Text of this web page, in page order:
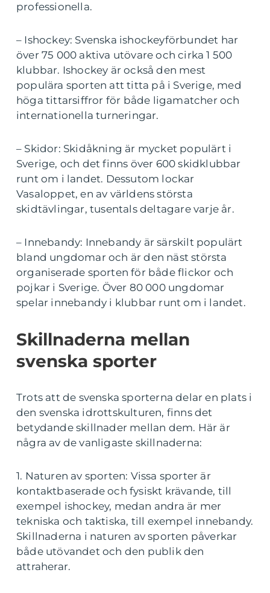
professionella.
– Ishockey: Svenska ishockeyförbundet har
över 75 000 aktiva utövare och cirka 1 500
klubbar. Ishockey är också den mest
populära sporten att titta på i Sverige, med
höga tittarsiffror för både ligamatcher och
internationella turneringar.
– Skidor: Skidåkning är mycket populärt i
Sverige, och det finns över 600 skidklubbar
runt om i landet. Dessutom lockar
Vasaloppet, en av världens största
skidtävlingar, tusentals deltagare varje år.
– Innebandy: Innebandy är särskilt populärt
bland ungdomar och är den näst största
organiserade sporten för både flickor och
pojkar i Sverige. Över 80 000 ungdomar
spelar innebandy i klubbar runt om i landet.
Skillnaderna mellan
svenska sporter
Trots att de svenska sporterna delar en plats i
den svenska idrottskulturen, finns det
betydande skillnader mellan dem. Här är
några av de vanligaste skillnaderna:
1. Naturen av sporten: Vissa sporter är
kontaktbaserade och fysiskt krävande, till
exempel ishockey, medan andra är mer
tekniska och taktiska, till exempel innebandy.
Skillnaderna i naturen av sporten påverkar
både utövandet och den publik den
attraherar.